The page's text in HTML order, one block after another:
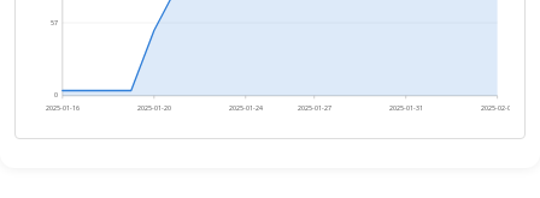
0
57
2025-01-16 2025-01-20 2025-01-24 2025-01-27 2025-01-31 2025-02-04